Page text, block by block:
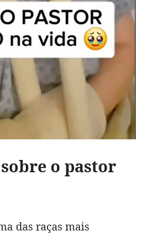
o pastor
das raças mais